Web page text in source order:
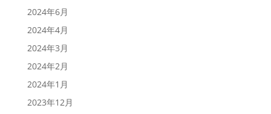
2024年6月
2024年4月
2024年3月
2024年2月
2024年1月
2023年12月